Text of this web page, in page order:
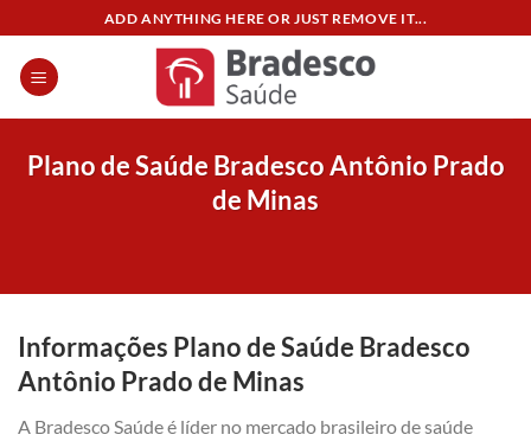
content
ADD ANYTHING HERE OR JUST REMOVE IT...
Plano de Saúde Bradesco Antônio Prado
de Minas
Informações Plano de Saúde Bradesco
Antônio Prado de Minas
A Bradesco Saúde é líder no mercado brasileiro de saúde